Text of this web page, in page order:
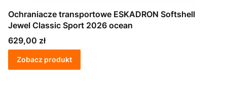
Ochraniacze transportowe ESKADRON Softshell
Jewel Classic Sport 2026 ocean
Cena
629,00 zł
Zobacz produkt